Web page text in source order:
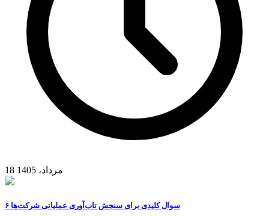
18 مرداد، 1405
۶ سوال کلیدی برای سنجش تاب‌آوری عملیاتی شرکت‌ها